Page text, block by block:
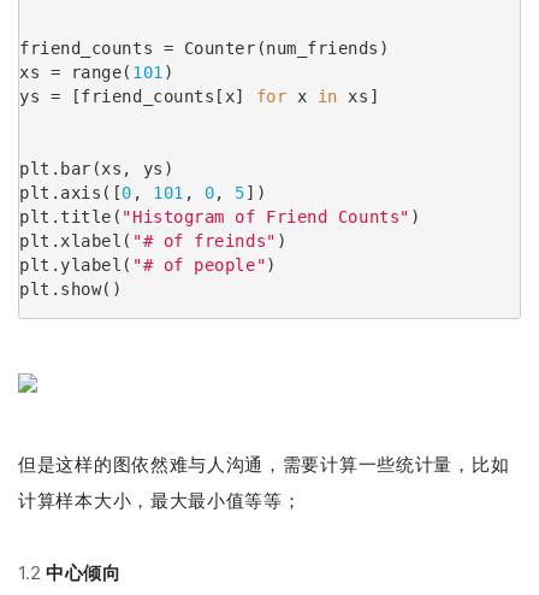
friend_counts = Counter(num_friends)
xs = range( 101 )
ys = [friend_counts[x] for x in xs]
plt.bar(xs, ys)
plt.axis([0 , 101 , 0, 5])
plt.title( "Histogram of Friend Counts" )
plt.xlabel( "# of freinds" )
plt.ylabel( "# of people")
plt.show()
但是这样的图依然难与人沟通，需要计算一些统计量，比如
计算样本大小，最大最小值等等；
1.2 中心倾向